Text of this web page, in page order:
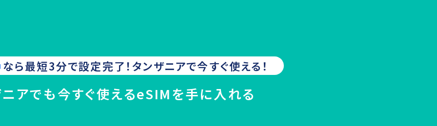
なら最短3分で設定完了！タンザニアで今すぐ使える！
アでも今すぐ使えるeSIMを手に入れる